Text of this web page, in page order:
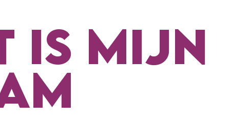
IS MIJN